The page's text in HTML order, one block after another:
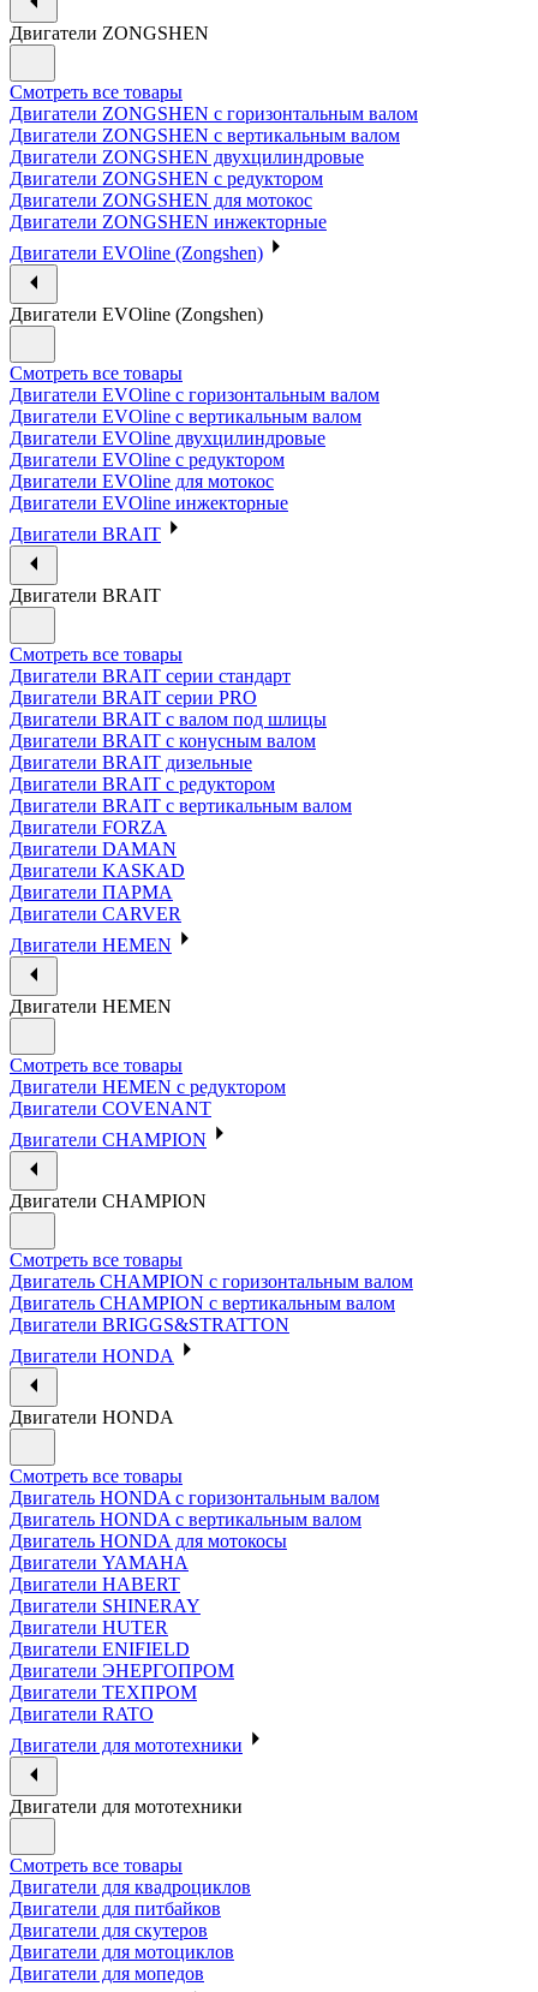
Двигатели ZONGSHEN
Смотреть все товары
Двигатели ZONGSHEN с горизонтальным валом
Двигатели ZONGSHEN с вертикальным валом
Двигатели ZONGSHEN двухцилиндровые
Двигатели ZONGSHEN с редуктором
Двигатели ZONGSHEN для мотокос
Двигатели ZONGSHEN инжекторные
Двигатели EVOline (Zongshen)
Двигатели EVOline (Zongshen)
Смотреть все товары
Двигатели EVOline с горизонтальным валом
Двигатели EVOline с вертикальным валом
Двигатели EVOline двухцилиндровые
Двигатели EVOline с редуктором
Двигатели EVOline для мотокос
Двигатели EVOline инжекторные
Двигатели BRAIT
Двигатели BRAIT
Смотреть все товары
Двигатели BRAIT серии стандарт
Двигатели BRAIT серии PRO
Двигатели BRAIT с валом под шлицы
Двигатели BRAIT с конусным валом
Двигатели BRAIT дизельные
Двигатели BRAIT с редуктором
Двигатели BRAIT с вертикальным валом
Двигатели FORZA
Двигатели DAMAN
Двигатели KASKAD
Двигатели ПАРМА
Двигатели CARVER
Двигатели HEMEN
Двигатели HEMEN
Смотреть все товары
Двигатели HEMEN с редуктором
Двигатели COVENANT
Двигатели CHAMPION
Двигатели CHAMPION
Смотреть все товары
Двигатель CHAMPION с горизонтальным валом
Двигатель CHAMPION с вертикальным валом
Двигатели BRIGGS&STRATTON
Двигатели HONDA
Двигатели HONDA
Смотреть все товары
Двигатель HONDA с горизонтальным валом
Двигатель HONDA с вертикальным валом
Двигатель HONDA для мотокосы
Двигатели YAMAHA
Двигатели HABERT
Двигатели SHINERAY
Двигатели HUTER
Двигатели ENIFIELD
Двигатели ЭНЕРГОПРОМ
Двигатели ТЕХПРОМ
Двигатели RATO
Двигатели для мототехники
Двигатели для мототехники
Смотреть все товары
Двигатели для квадроциклов
Двигатели для питбайков
Двигатели для скутеров
Двигатели для мотоциклов
Двигатели для мопедов